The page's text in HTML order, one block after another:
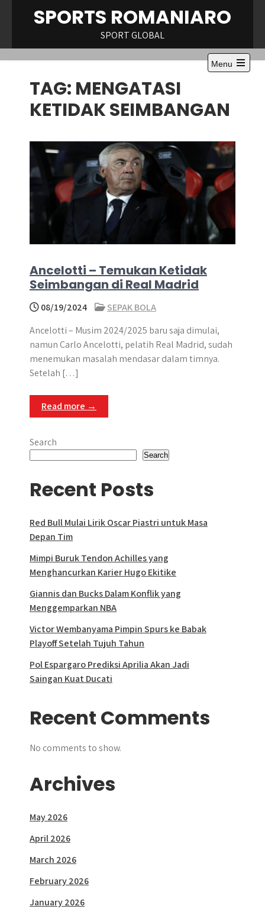
SPORTS ROMANIARO
SPORT GLOBAL
Menu
Open
TAG: MENGATASI
KETIDAK SEIMBANGAN
Ancelotti – Temukan Ketidak
Seimbangan di Real Madrid
08/19/2024
SEPAK BOLA
Ancelotti – Musim 2024/2025 baru saja dimulai,
namun Carlo Ancelotti, pelatih Real Madrid, sudah
menemukan masalah mendasar dalam timnya.
Setelah […]
Read more →
Search
Search
Recent Posts
Red Bull Mulai Lirik Oscar Piastri untuk Masa
Depan Tim
Mimpi Buruk Tendon Achilles yang
Menghancurkan Karier Hugo Ekitike
Giannis dan Bucks Dalam Konflik yang
Menggemparkan NBA
Victor Wembanyama Pimpin Spurs ke Babak
Playoff Setelah Tujuh Tahun
Pol Espargaro Prediksi Aprilia Akan Jadi
Saingan Kuat Ducati
Recent Comments
No comments to show.
Archives
May 2026
April 2026
March 2026
February 2026
January 2026